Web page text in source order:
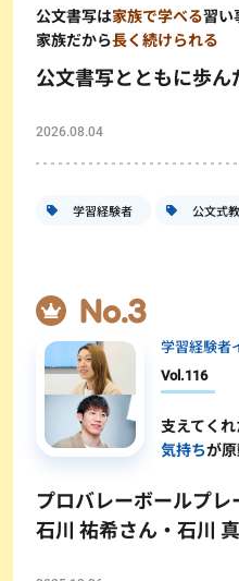
公文書写は家族で学べる習い
家族だから長く続けられる
公文書写とともに歩
2026.08.04
学習経験者 公文式
学習経験者
Vol.116
支えてくれ
気持ちが
プロバレーボールプレ
石川 祐希さん・石川